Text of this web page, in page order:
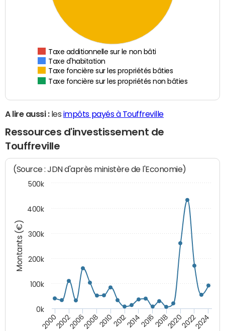
Taxe additionnelle sur le non bâti
Taxe d'habitation
Taxe foncière sur les propriétés bâties
Taxe foncière sur les propriétés non bâties
A lire aussi :les impôts payés à Touffreville
Ressources d'investissement de
Touffreville
Montants (€)
(Source : JDN d'après ministère de l'Economie)
200020022006200820102012201420162018202020222024
0k
100k
200k
300k
400k
500k